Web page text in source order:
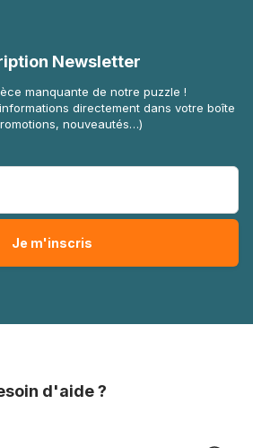
Newsletter
manquante de notre puzzle !
directement dans votre boîte
nouveautés…)
d'aide ?